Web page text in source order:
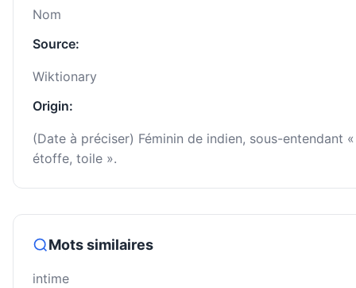
Nom
Source:
Wiktionary
Origin:
(Date à préciser) Féminin de indien, sous-entendant «
étoffe, toile ».
Mots similaires
intime